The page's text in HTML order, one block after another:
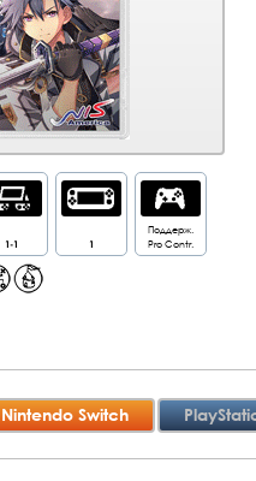
1-1 1
Поддерж.
Pro Contr.
Nintendo Switch